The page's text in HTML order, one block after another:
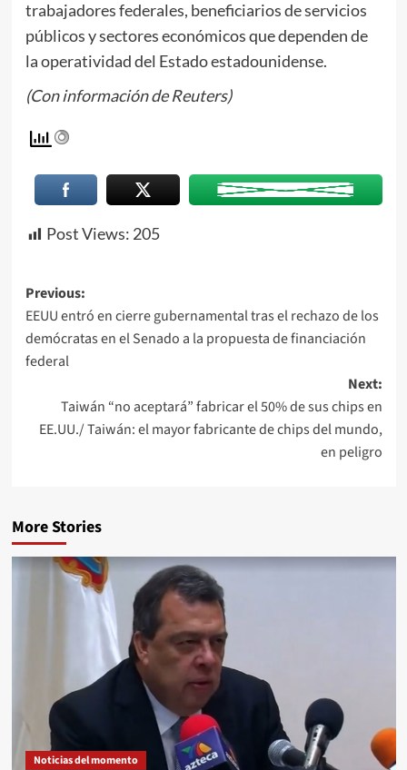
trabajadores federales, beneficiarios de servicios
públicos y sectores económicos que dependen de
la operatividad del Estado estadounidense.
(Con información de Reuters)
Post Views: 205
Previous:
EEUU entró en cierre gubernamental tras el rechazo de los
demócratas en el Senado a la propuesta de financiación
federal
Next:
Taiwán “no aceptará” fabricar el 50% de sus chips en
EE.UU./ Taiwán: el mayor fabricante de chips del mundo,
en peligro
More Stories
Noticias del momento